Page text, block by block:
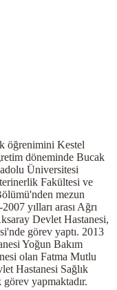
öğrenimini Kestel
döneminde Bucak
Üniversitesi
Fakültesi ve
mezun
yılları arası Ağrı
Devlet Hastanesi,
görev yaptı. 2013
Yoğun Bakım
olan Fatma Mutlu
Hastanesi Sağlık
yapmaktadır.